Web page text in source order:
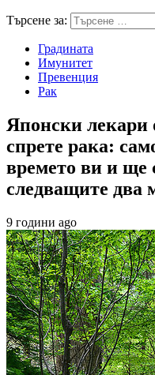
Търсене за:
Градината
Имунитет
Превенция
Рак
Японски лекари
спрете рака:
времето ви и ще
следващите два
9 години ago